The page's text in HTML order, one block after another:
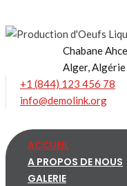
to
Chabane
Alger, Algérie
+1 (844) 123 456 78
info@demolink.org
ACCUEIL
A PROPOS DE NOUS
GALERIE